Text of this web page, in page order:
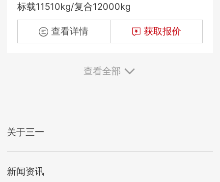
标载11510kg/复合12000kg
查看详情 获取报价
查看全部
关于三一
新闻资讯